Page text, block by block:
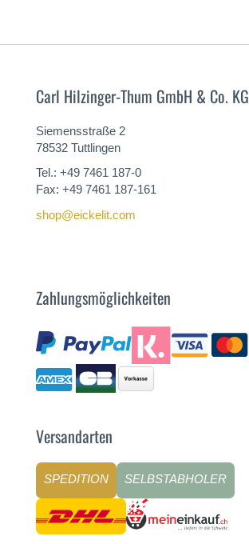
Carl Hilzinger-Thum GmbH & Co. KG
Siemensstraße 2
78532 Tuttlingen
Tel.: +49 7461 187-0
Fax: +49 7461 187-161
shop@eickelit.com
Zahlungsmöglichkeiten
Versandarten
SPEDITION SELBSTABHOLER